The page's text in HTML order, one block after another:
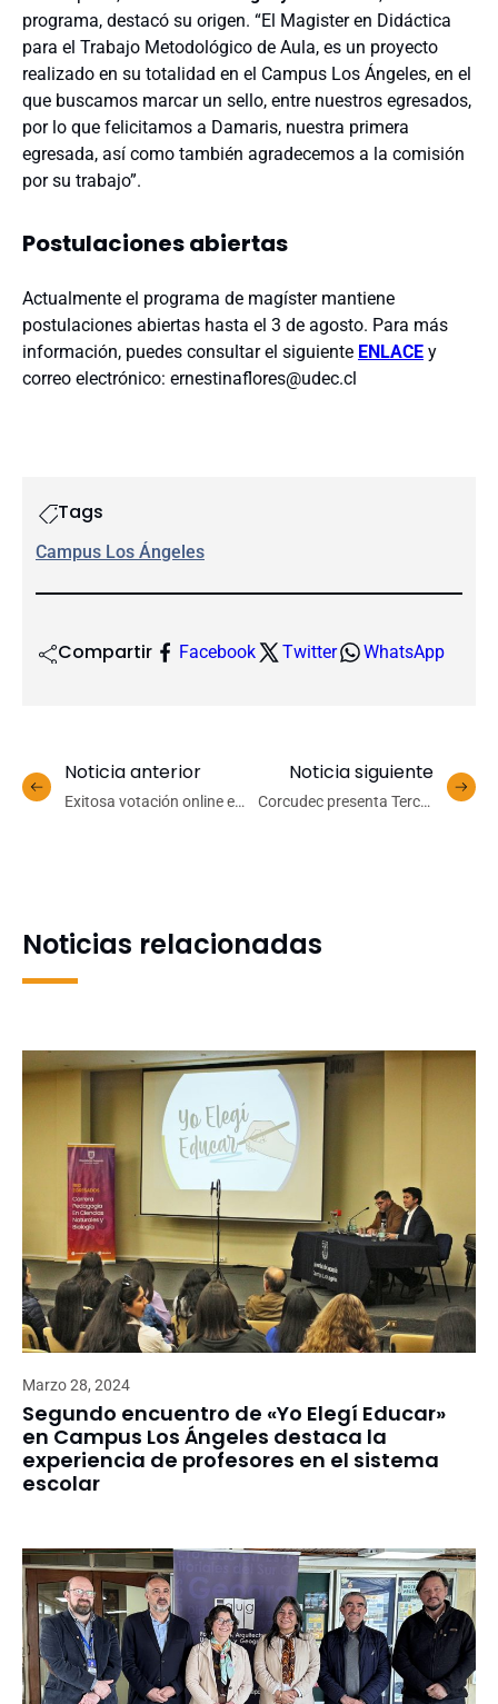
programa, destacó su origen. “El Magister en Didáctica
para el Trabajo Metodológico de Aula, es un proyecto
realizado en su totalidad en el Campus Los Ángeles, en el
que buscamos marcar un sello, entre nuestros egresados,
por lo que felicitamos a Damaris, nuestra primera
egresada, así como también agradecemos a la comisión
por su trabajo”.
Postulaciones abiertas
Actualmente el programa de magíster mantiene
postulaciones abiertas hasta el 3 de agosto. Para más
información, puedes consultar el siguiente ENLACE y
correo electrónico: ernestinaflores@udec.cl
Tags
Campus Los Ángeles
Compartir Facebook Twitter WhatsApp
Noticia anterior
Exitosa votación online en
Noticia siguiente
Corcudec presenta Tercer
Noticias relacionadas
Marzo 28, 2024
Segundo encuentro de «Yo Elegí Educar»
en Campus Los Ángeles destaca la
experiencia de profesores en el sistema
escolar